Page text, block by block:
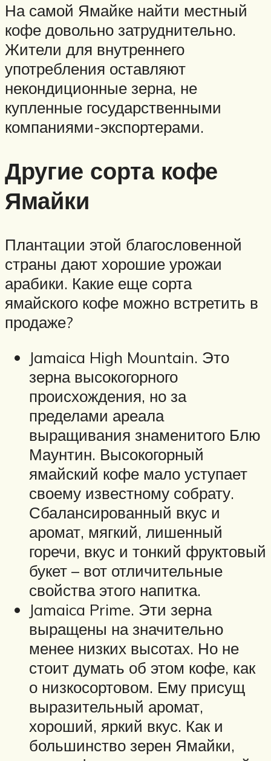
На самой Ямайке найти местный
кофе довольно затруднительно.
Жители для внутреннего
употребления оставляют
некондиционные зерна, не
купленные государственными
компаниями-экспортерами.
Другие сорта кофе
Ямайки
Плантации этой благословенной
страны дают хорошие урожаи
арабики. Какие еще сорта
ямайского кофе можно встретить в
продаже?
Jamaica High Mountain. Это
зерна высокогорного
происхождения, но за
пределами ареала
выращивания знаменитого Блю
Маунтин. Высокогорный
ямайский кофе мало уступает
своему известному собрату.
Сбалансированный вкус и
аромат, мягкий, лишенный
горечи, вкус и тонкий фруктовый
букет – вот отличительные
свойства этого напитка.
Jamaica Prime. Эти зерна
выращены на значительно
менее низких высотах. Но не
стоит думать об этом кофе, как
о низкосортовом. Ему присущ
выразительный аромат,
хороший, яркий вкус. Как и
большинство зерен Ямайки,